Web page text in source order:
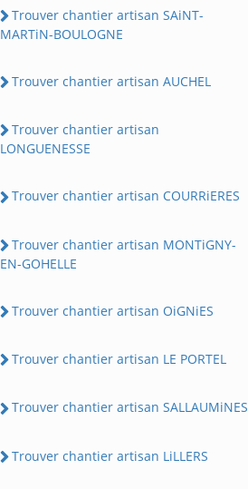
Trouver chantier artisan SAiNT-
MARTiN-BOULOGNE
Trouver chantier artisan AUCHEL
Trouver chantier artisan
LONGUENESSE
Trouver chantier artisan COURRiERES
Trouver chantier artisan MONTiGNY-
EN-GOHELLE
Trouver chantier artisan OiGNiES
Trouver chantier artisan LE PORTEL
Trouver chantier artisan SALLAUMiNES
Trouver chantier artisan LiLLERS